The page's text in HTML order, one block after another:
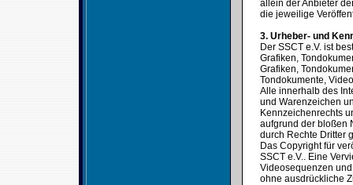
allein der Anbieter
die jeweilige
3. Urheber- und
Der SSCT e.V. ist
Grafiken,
Grafiken,
Tondokumente,
Alle innerhalb des
und Warenzeichen
Kennzeichenrechts
aufgrund der bloßen
durch Rechte Dritter
Das Copyright für
SSCT e.V.. Eine
Videosequenzen
ohne ausdrückliche